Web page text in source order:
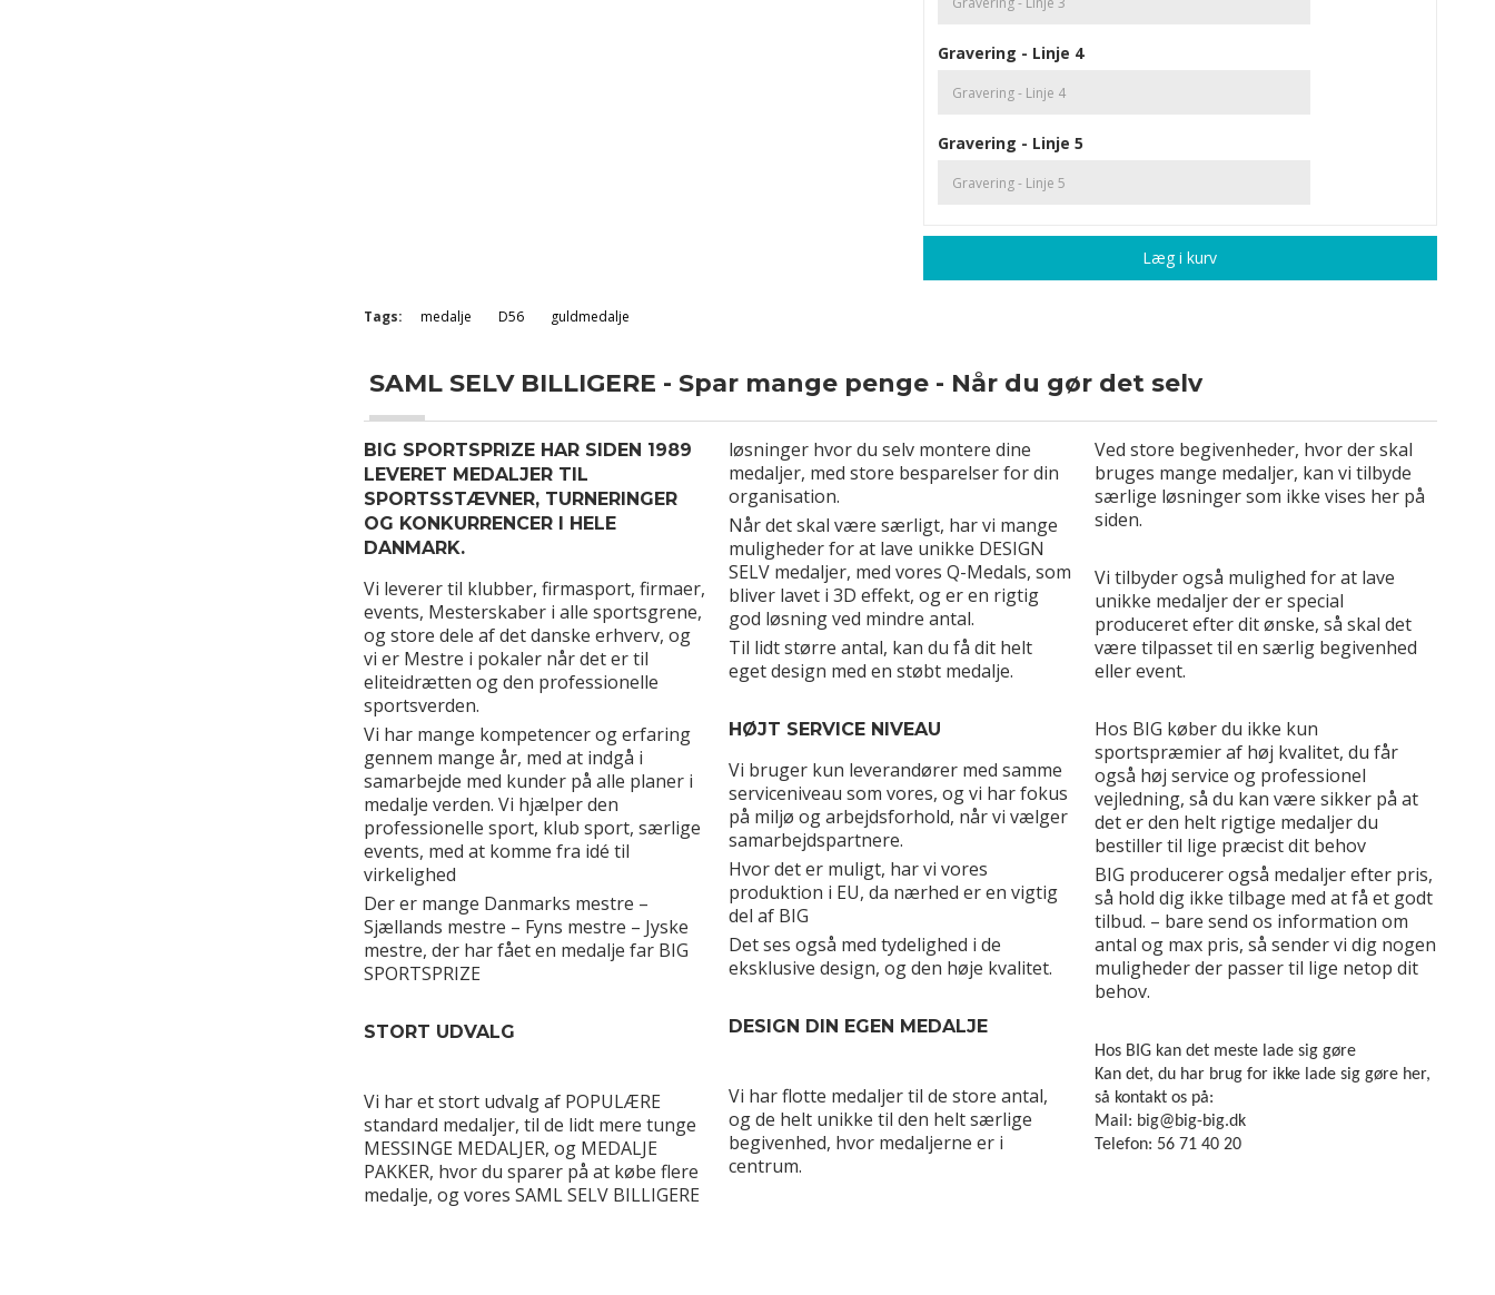
Gravering - Linje 4
Gravering - Linje 5
Læg i kurv
Tags: medalje D56 guldmedalje
SAML SELV BILLIGERE - Spar mange penge - Når du gør det selv
BIG SPORTSPRIZE HAR SIDEN 1989
LEVERET MEDALJER TIL
SPORTSSTÆVNER, TURNERINGER
OG KONKURRENCER I HELE
DANMARK.
Vi leverer til klubber, firmasport, firmaer,
events, Mesterskaber i alle sportsgrene,
og store dele af det danske erhverv, og
vi er Mestre i pokaler når det er til
eliteidrætten og den professionelle
sportsverden.
Vi har mange kompetencer og erfaring
gennem mange år, med at indgå i
samarbejde med kunder på alle planer i
medalje verden. Vi hjælper den
professionelle sport, klub sport, særlige
events, med at komme fra idé til
virkelighed
Der er mange Danmarks mestre –
Sjællands mestre – Fyns mestre – Jyske
mestre, der har fået en medalje far BIG
SPORTSPRIZE
STORT UDVALG
Vi har et stort udvalg af POPULÆRE
standard medaljer, til de lidt mere tunge
MESSINGE MEDALJER, og MEDALJE
PAKKER, hvor du sparer på at købe flere
medalje, og vores SAML SELV BILLIGERE
løsninger hvor du selv montere dine
medaljer, med store besparelser for din
organisation.
Når det skal være særligt, har vi mange
muligheder for at lave unikke DESIGN
SELV medaljer, med vores Q-Medals, som
bliver lavet i 3D effekt, og er en rigtig
god løsning ved mindre antal.
Til lidt større antal, kan du få dit helt
eget design med en støbt medalje.
HØJT SERVICE NIVEAU
Vi bruger kun leverandører med samme
serviceniveau som vores, og vi har fokus
på miljø og arbejdsforhold, når vi vælger
samarbejdspartnere.
Hvor det er muligt, har vi vores
produktion i EU, da nærhed er en vigtig
del af BIG
Det ses også med tydelighed i de
eksklusive design, og den høje kvalitet.
DESIGN DIN EGEN MEDALJE
Vi har flotte medaljer til de store antal,
og de helt unikke til den helt særlige
begivenhed, hvor medaljerne er i
centrum.
Ved store begivenheder, hvor der skal
bruges mange medaljer, kan vi tilbyde
særlige løsninger som ikke vises her på
siden.
Vi tilbyder også mulighed for at lave
unikke medaljer der er special
produceret efter dit ønske, så skal det
være tilpasset til en særlig begivenhed
eller event.
Hos BIG køber du ikke kun
sportspræmier af høj kvalitet, du får
også høj service og professionel
vejledning, så du kan være sikker på at
det er den helt rigtige medaljer du
bestiller til lige præcist dit behov
BIG producerer også medaljer efter pris,
så hold dig ikke tilbage med at få et godt
tilbud. – bare send os information om
antal og max pris, så sender vi dig nogen
muligheder der passer til lige netop dit
behov.
Hos BIG kan det meste lade sig gøre
Kan det, du har brug for ikke lade sig gøre her,
så kontakt os på:
Mail: big@big-big.dk
Telefon: 56 71 40 20